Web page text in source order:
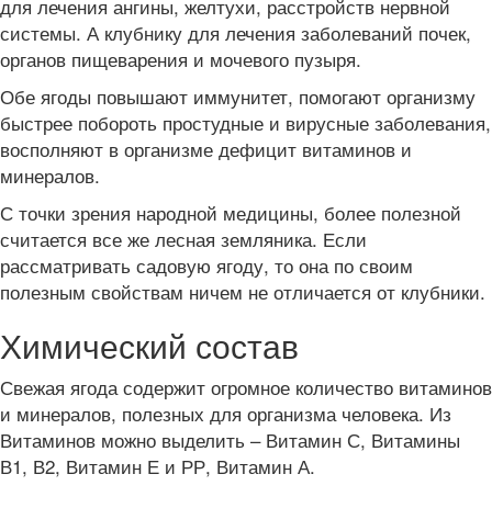
для лечения ангины, желтухи, расстройств нервной
системы. А клубнику для лечения заболеваний почек,
органов пищеварения и мочевого пузыря.
Обе ягоды повышают иммунитет, помогают организму
быстрее побороть простудные и вирусные заболевания,
восполняют в организме дефицит витаминов и
минералов.
С точки зрения народной медицины, более полезной
считается все же лесная земляника. Если
рассматривать садовую ягоду, то она по своим
полезным свойствам ничем не отличается от клубники.
Химический состав
Свежая ягода содержит огромное количество витаминов
и минералов, полезных для организма человека. Из
Витаминов можно выделить – Витамин С, Витамины
В1, В2, Витамин Е и РР, Витамин А.